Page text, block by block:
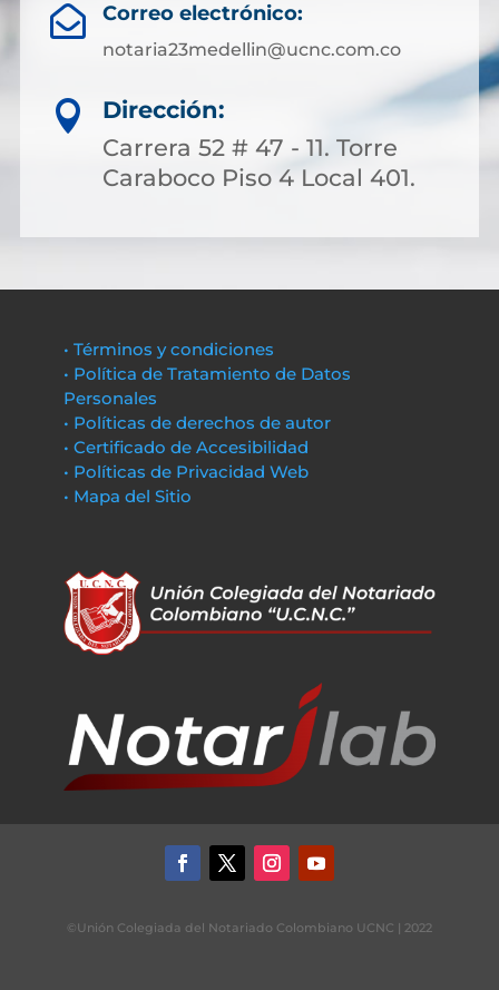
 Correo electrónico:
notaria23medellin@ucnc.com.co

Dirección:
Carrera 52 # 47 - 11. Torre
Caraboco Piso 4 Local 401.
• Términos y condiciones
• Política de Tratamiento de Datos
Personales
• Políticas de derechos de autor
• Certificado de Accesibilidad
• Políticas de Privacidad Web
• Mapa del Sitio
©Unión Colegiada del Notariado Colombiano UCNC | 2022